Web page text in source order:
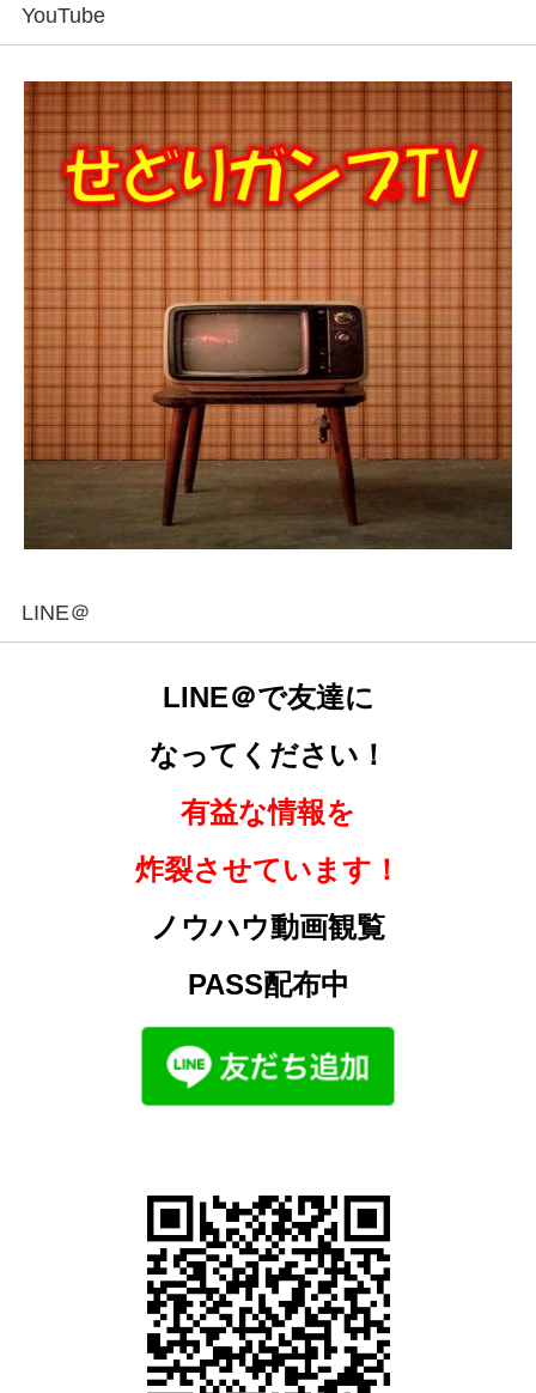
YouTube
LINE＠
LINE＠で友達に
なってください！
有益な情報を
炸裂させています！
ノウハウ動画観覧
PASS配布中